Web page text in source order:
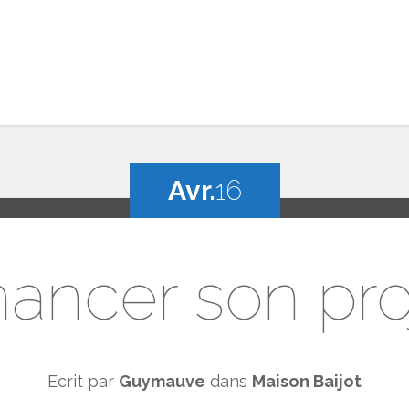
Avr.16
son
Ecrit par Guymauve dans Maison Baijot